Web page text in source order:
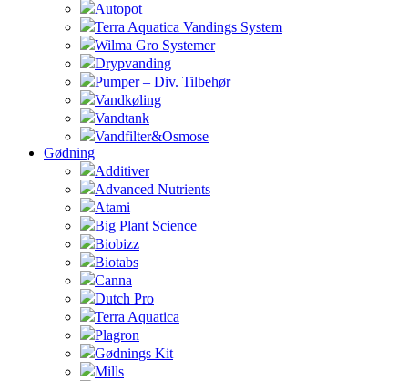
Autopot
Terra Aquatica Vandings System
Wilma Gro Systemer
Drypvanding
Pumper – Div. Tilbehør
Vandkøling
Vandtank
Vandfilter&Osmose
Gødning
Additiver
Advanced Nutrients
Atami
Big Plant Science
Biobizz
Biotabs
Canna
Dutch Pro
Terra Aquatica
Plagron
Gødnings Kit
Mills